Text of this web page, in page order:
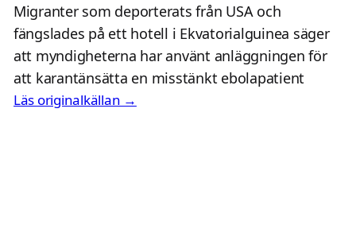
Migranter som deporterats från USA och
fängslades på ett hotell i Ekvatorialguinea säger
att myndigheterna har använt anläggningen för
att karantänsätta en misstänkt ebolapatient
Läs originalkällan →